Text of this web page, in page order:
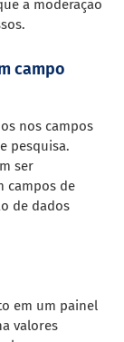
a moderação
campo
nos campos
pesquisa.
ser
campos de
de dados
em um painel
valores